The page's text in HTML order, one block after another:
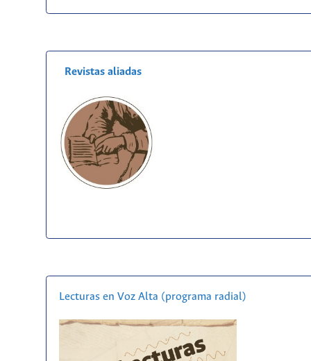
Revistas aliadas
Lecturas en Voz Alta (programa radial)